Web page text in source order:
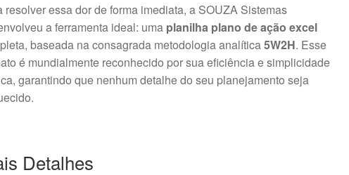
resolver essa dor de forma imediata, a SOUZA Sistemas
a ferramenta ideal: uma planilha plano de ação excel
baseada na consagrada metodologia analítica5W2H. Esse
é mundialmente reconhecido por sua eficiência e simplicidade
garantindo que nenhum detalhe do seu planejamento seja
Detalhes